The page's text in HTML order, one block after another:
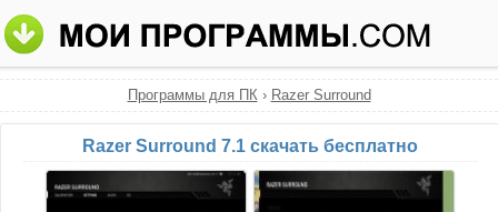
Программы для ПК› Razer Surround
Razer Surround 7.1 скачать бесплатно